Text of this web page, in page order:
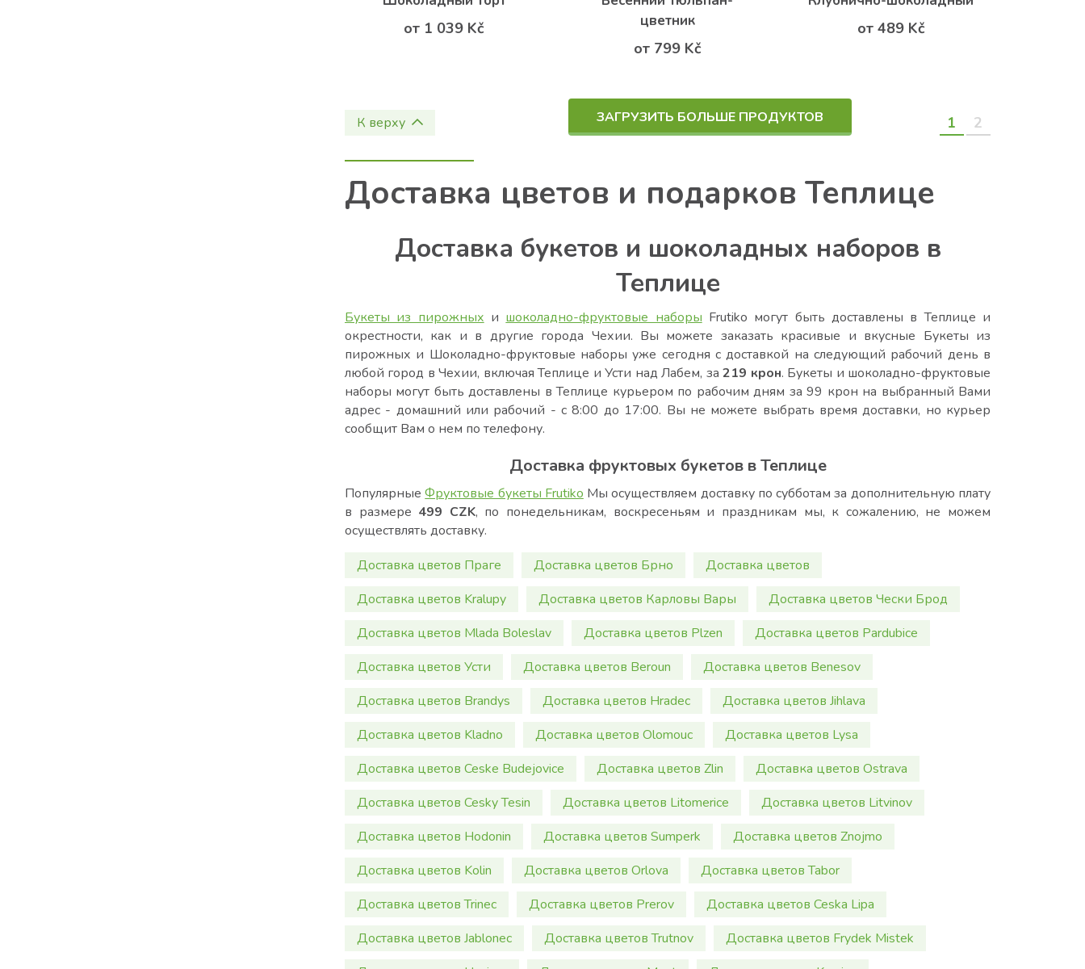
от 1 039 Kč
цветник
от 799 Kč
от 489 Kč
К верху ЗАГРУЗИТЬ БОЛЬШЕ ПРОДУКТОВ 1 2
Доставка цветов и подарков Теплице
Доставка букетов и шоколадных наборов в
Теплице
Букеты из пирожныхишоколадно-фруктовые наборыFrutiko могут быть доставлены в Теплице и
окрестности, как и в другие города Чехии. Вы можете заказать красивые и вкусные Букеты из
пирожных и Шоколадно-фруктовые наборы уже сегодня с доставкой на следующий рабочий день в
любой город в Чехии, включая Теплице и Усти над Лабем, за219 крон. Букеты и шоколадно-фруктовые
наборы могут быть доставлены в Теплице курьером по рабочим дням за 99 крон на выбранный Вами
адрес - домашний или рабочий - с 8:00 до 17:00. Вы не можете выбрать время доставки, но курьер
сообщит Вам о нем по телефону.
Доставка фруктовых букетов в Теплице
ПопулярныеФруктовые букеты FrutikoМы осуществляем доставку по субботам за дополнительную плату
в размере 499 CZK, по понедельникам, воскресеньям и праздникам мы, к сожалению, не можем
осуществлять доставку.
Доставка цветов Праге
Доставка цветов Брно
Доставка цветов
Доставка цветов Kralupy
Доставка цветов Карловы Вары
Доставка цветов Чески Брод
Доставка цветов Mlada Boleslav
Доставка цветов Plzen
Доставка цветов Pardubice
Доставка цветов Усти
Доставка цветов Beroun
Доставка цветов Benesov
Доставка цветов Brandys
Доставка цветов Hradec
Доставка цветов Jihlava
Доставка цветов Kladno
Доставка цветов Olomouc
Доставка цветов Lysa
Доставка цветов Ceske Budejovice
Доставка цветов Zlin
Доставка цветов Ostrava
Доставка цветов Cesky Tesin
Доставка цветов Litomerice
Доставка цветов Litvinov
Доставка цветов Hodonin
Доставка цветов Sumperk
Доставка цветов Znojmo
Доставка цветов Kolin
Доставка цветов Orlova
Доставка цветов Tabor
Доставка цветов Trinec
Доставка цветов Prerov
Доставка цветов Ceska Lipa
Доставка цветов Jablonec
Доставка цветов Trutnov
Доставка цветов Frydek Mistek